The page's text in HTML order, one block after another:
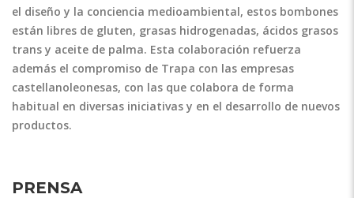
el diseño y la conciencia medioambiental, estos bombones
están libres de gluten, grasas hidrogenadas, ácidos grasos
trans y aceite de palma. Esta colaboración refuerza
además el compromiso de Trapa con las empresas
castellanoleonesas, con las que colabora de forma
habitual en diversas iniciativas y en el desarrollo de nuevos
productos.
PRENSA